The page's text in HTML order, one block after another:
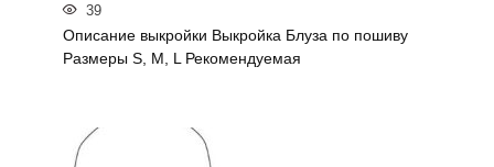
39
Описание выкройки Выкройка Блуза по пошиву
Размеры S, M, L Рекомендуемая